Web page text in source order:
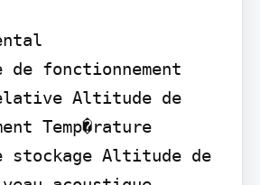
de fonctionnement
Altitude de
Temp�rature
stockage Altitude de